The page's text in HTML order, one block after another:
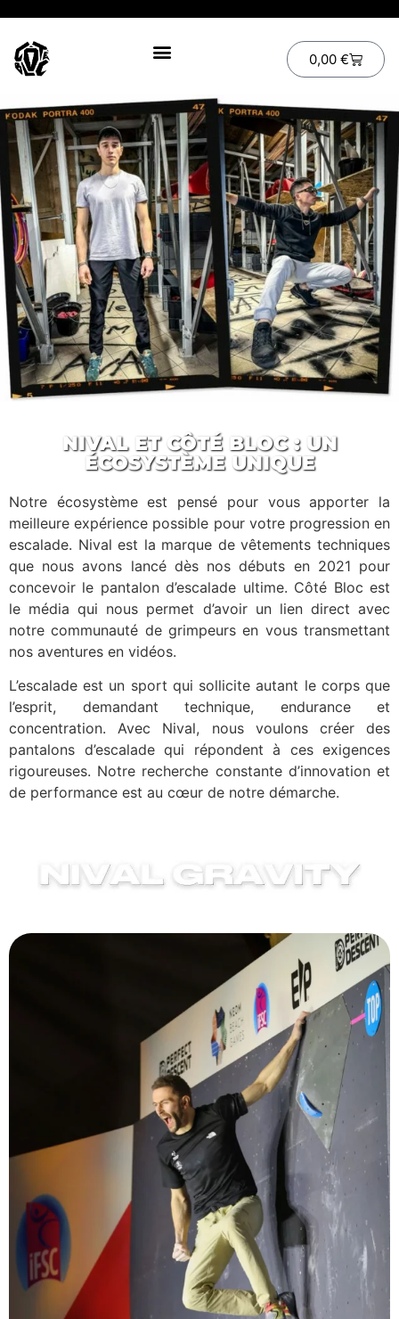
0,00 €
NIVAL ET CÔTÉ BLOC : UN
ÉCOSYSTÈME UNIQUE
Notre écosystème est pensé pour vous apporter la
meilleure expérience possible pour votre progression en
escalade. Nival est la marque de vêtements techniques
que nous avons lancédès nos débuts en 2021 pour
concevoir le pantalon d’escalade ultime. Côté Bloc est
le média qui nous permet d’avoir un lien direct avec
notre communauté de grimpeurs en vous transmettant
nos aventures en vidéos.
L’escalade est un sport qui sollicite autant le corps que
l’esprit, demandant technique, endurance et
concentration. Avec Nival, nous voulonscréer des
pantalons d’escalade qui répondent à ces exigences
rigoureuses. Notre recherche constante d’innovation et
de performance est au cœur de notre démarche.